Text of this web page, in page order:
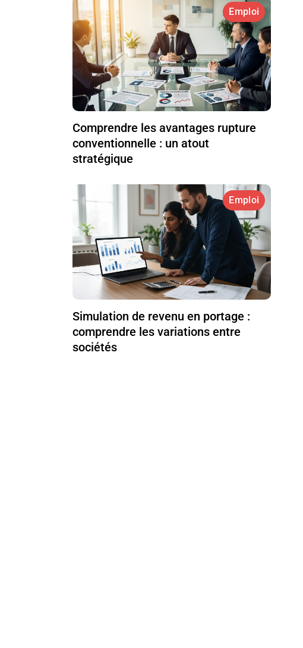
Emploi
Comprendre les avantages rupture
conventionnelle : un atout
stratégique
Emploi
Simulation de revenu en portage :
comprendre les variations entre
sociétés